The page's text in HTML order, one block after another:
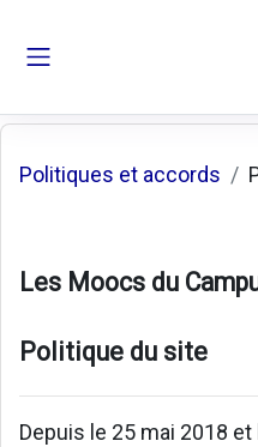
Politiques et accords
Les Moocs du
Politique du site
Depuis le 25 mai 2018